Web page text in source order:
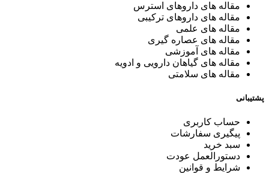
مقاله های داروهای استرس
مقاله های داروهای ترکیبی
مقاله های علمی
مقاله های عصاره گیری
مقاله های آموزشی
مقاله های گیاهان دارویی و ادویه
مقاله های سلامتی
پشتیبانی
حساب کاربری
پیگیری سفارشات
سبد خرید
دستورالعمل عودت
شرایط و قوانین